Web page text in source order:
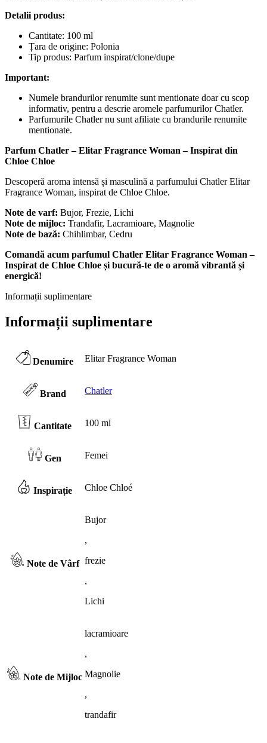
Detalii produs:
Cantitate: 100 ml
Țara de origine: Polonia
Tip produs: Parfum inspirat/clone/dupe
Important:
Numele brandurilor renumite sunt mentionate doar cu scop
informativ, pentru a descrie aromele parfumurilor Chatler.
Parfumurile Chatler nu sunt afiliate cu brandurile renumite
mentionate.
Parfum Chatler – Elitar Fragrance Woman – Inspirat din
Chloe Chloe
Descoperă aroma intensă și masculină a parfumului Chatler Elitar
Fragrance Woman, inspirat de Chloe Chloe.
Note de varf: Bujor, Frezie, Lichi
Note de mijloc: Trandafir, Lacramioare, Magnolie
Note de bază: Chihlimbar, Cedru
Comandă acum parfumul Chatler Elitar Fragrance Woman –
Inspirat de Chloe Chloe și bucură-te de o aromă vibrantă și
energică!
Informații suplimentare
Informații suplimentare
Denumire Elitar Fragrance Woman
Brand Chatler
Cantitate 100 ml
Gen Femei
Inspirație Chloe Chloé
Note de Vârf
Bujor
,
frezie
,
Lichi
Note de Mijloc
lacramioare
,
Magnolie
,
trandafir